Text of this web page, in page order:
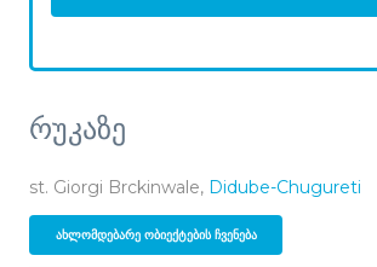
რუკაზე
st. Giorgi Brckinwale, Didube-Chugureti
ᲐᲮᲚᲝᲛᲓᲔᲑᲐᲠᲔ ᲝᲑᲘᲔᲥᲢᲔᲑᲘᲡ ᲩᲕᲔᲜᲔᲑᲐ